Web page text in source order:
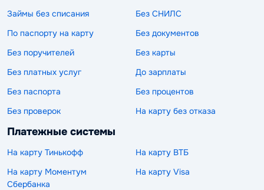
Займы без списания
Без СНИЛС
По паспорту на карту
Без документов
Без поручителей
Без карты
Без платных услуг
До зарплаты
Без паспорта
Без процентов
Без проверок
На карту без отказа
Платежные системы
На карту Тинькофф
На карту ВТБ
На карту Моментум
Сбербанка
На карту Visa